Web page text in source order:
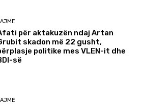
për aktakuzën ndaj Artan
skadon më 22 gusht,
politike mes VLEN-it dhe
së